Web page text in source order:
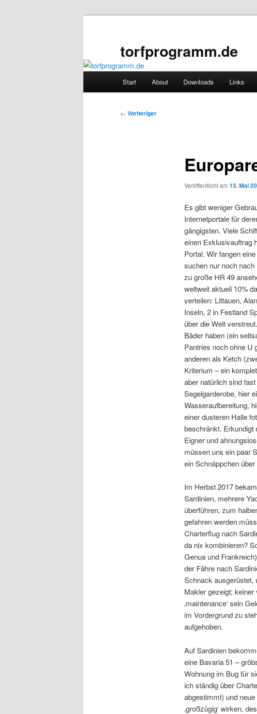
torfprogramm.de
Start About Downloads Links
Beitragsnavigation
← Vorheriger
Veröffentlicht am 13. Mai
Es gibt weniger
Internetportale für
gängigsten. Viele
einen Exklusivauftrag
Portal. Wir fangen
suchen nur noch
zu große HR 49
weltweit aktuell 10%
verteilen: Littauen,
Inseln, 2 in Festland
über die Welt
Bäder haben (ein
Pantries noch ohne U
anderen als Ketch
Kriterium – ein
aber natürlich sind
Segelgarderobe, hier
Wasseraufbereitung,
einer dusteren Halle
beschränkt. Erkundigt
Eigner und
müssen uns ein paar
ein Schnäppchen
Im Herbst 2017
Sardinien, mehrere
überführen, zum
gefahren werden
Charterflug nach
da nix kombinieren?
Genua und
der Fähre nach
Schnack ausgerüstet,
Makler gezeigt;
‚maintenance‘ sein
im Vordergrund zu
aufgehoben.
Auf Sardinien
eine Bavaria 51 –
Wohnung im Bug für
ich ständig über
abgestimmt) und
‚großzügig‘ wirken,